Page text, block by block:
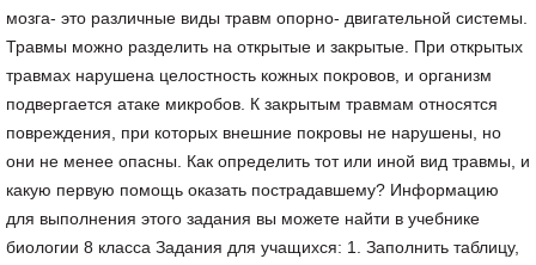
мозга- это различные виды травм опорно- двигательной системы.
Травмы можно разделить на открытые и закрытые. При открытых
травмах нарушена целостность кожных покровов, и организм
подвергается атаке микробов. К закрытым травмам относятся
повреждения, при которых внешние покровы не нарушены, но
они не менее опасны. Как определить тот или иной вид травмы, и
какую первую помощь оказать пострадавшему? Информацию
для выполнения этого задания вы можете найти в учебнике
биологии 8 класса Задания для учащихся: 1. Заполнить таблицу,